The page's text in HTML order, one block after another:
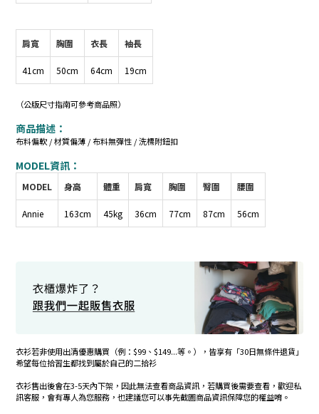
肩寬 胸圍 衣長 袖長
41cm 50cm 64cm 19cm
（公版尺寸指南可參考商品照）
商品描述：
布料偏軟 / 材質偏薄 / 布料無彈性 / 洗標附鈕扣
MODEL資訊：
MODEL 身高 體重 肩寬 胸圍 臀圍 腰圍
Annie 163cm 45kg 36cm 77cm 87cm 56cm
衣衫若非使用出清優惠購買（例：$99、$149...等。），皆享有「30日無條件退貨」
希望每位拾習生都找到屬於自己的二拾衫
衣衫售出後會在3-5天內下架，因此無法查看商品資訊，若購買後需要查看，歡迎私
訊客服，會有專人為您服務，也建議您可以事先截圖商品資訊保障您的權益唷。